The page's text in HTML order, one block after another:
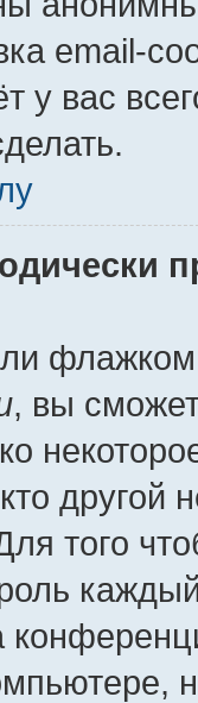
email-
у вас
, вы
другой
того